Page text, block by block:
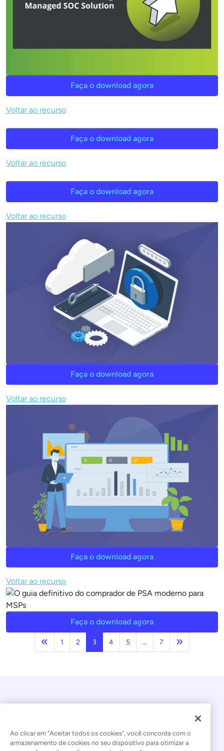
Faça o download agora
Voltar ao recurso
Faça o download agora
Voltar ao recurso
Faça o download agora
Voltar ao recurso
Faça o download agora
Voltar ao recurso
Faça o download agora
Voltar ao recurso
Faça o download agora
Anterior
1 2 3 4 5 ... 7
Ao clicar em “Aceitar todos os cookies”, você concorda com o
armazenamento de cookies no seu dispositivo para otimizar a